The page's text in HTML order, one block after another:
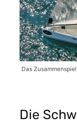
Das
Die